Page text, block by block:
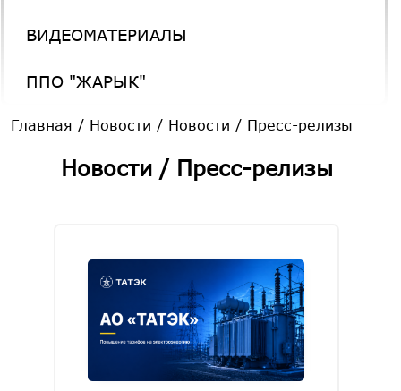
ВИДЕОМАТЕРИАЛЫ
ППО "ЖАРЫК"
Главная / Новости / Новости / Пресс-релизы
Новости / Пресс-релизы